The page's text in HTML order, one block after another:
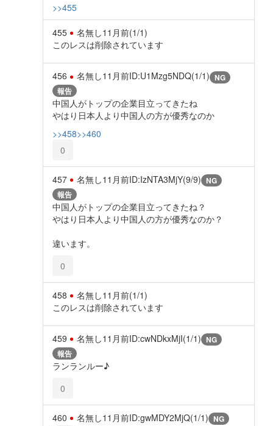
>>455
455 名無し11月前(1/1)
このレスは削除されています
456 名無し11月前ID:U1Mzg5NDQ(1/1) NG
報告
中国人がトップの企業目立ってきたね
やはり日本人より中国人の方が優秀なのか
>>458>>460
0
457 名無し11月前ID:IzNTA3MjY(9/9) NG
報告
中国人がトップの企業目立ってきたね？
やはり日本人より中国人の方が優秀なのか？
違います。
0
458 名無し11月前(1/1)
このレスは削除されています
459 名無し11月前ID:cwNDkxMjI(1/1) NG
報告
ランランルー♪
0
460 名無し11月前ID:gwMDY2MjQ(1/1) NG